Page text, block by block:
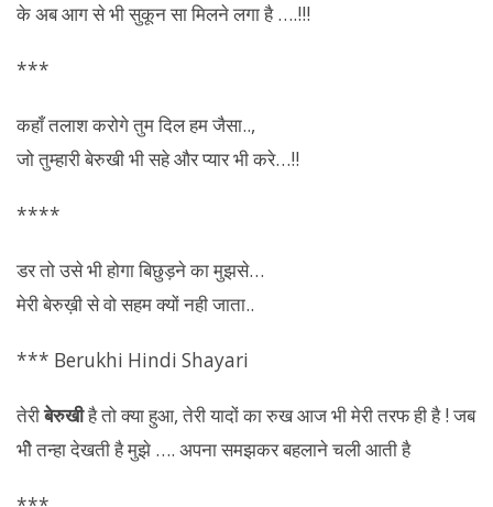
के अब आग से भी सुकून सा मिलने लगा है ….!!!
***
कहाँ तलाश करोगे तुम दिल हम जैसा..,
जो तुम्हारीबेरुखीभी सहे और प्यार भी करे…!!
****
डर तो उसे भी होगा बिछुड़ने का मुझसे…
मेरी बेरुख़ी से वो सहम क्यों नही जाता..
*** Berukhi Hindi Shayari
तेरीबेरुखीहै तो क्या हुआ, तेरी यादों का रुख आज भी मेरी तरफ ही है ! जब
भीे तन्हा देखती है मुझे …. अपना समझकर बहलाने चली आती है